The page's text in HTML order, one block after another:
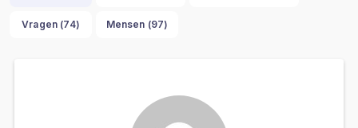
Vragen (74) Mensen (97)